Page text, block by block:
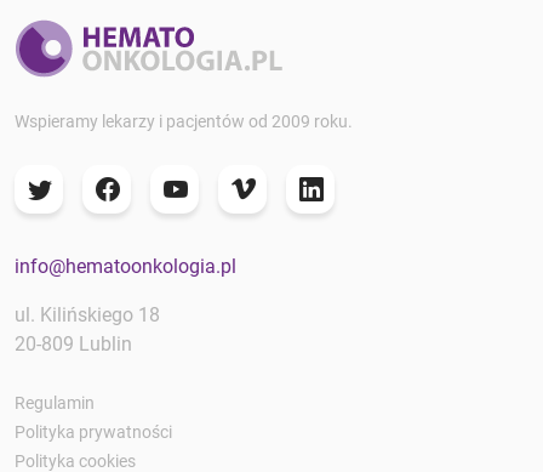
Wspieramy lekarzy i pacjentów od 2009 roku.
info@hematoonkologia.pl
ul. Kilińskiego 18
20-809 Lublin
Regulamin
Polityka prywatności
Polityka cookies